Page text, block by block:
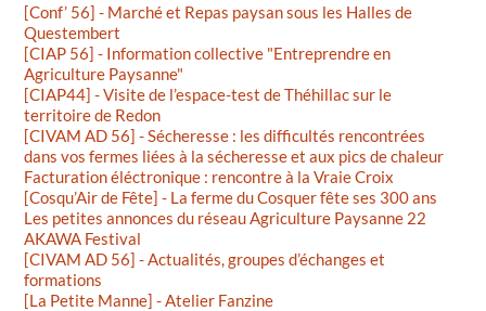
[Conf’ 56] - Marché et Repas paysan sous les Halles de
Questembert
[CIAP 56] - Information collective "Entreprendre en
Agriculture Paysanne"
[CIAP44] - Visite de l’espace-test de Théhillac sur le
territoire de Redon
[CIVAM AD 56] - Sécheresse : les difficultés rencontrées
dans vos fermes liées à la sécheresse et aux pics de chaleur
Facturation éléctronique : rencontre à la Vraie Croix
[Cosqu’Air de Fête] - La ferme du Cosquer fête ses 300 ans
Les petites annonces du réseau Agriculture Paysanne 22
AKAWA Festival
[CIVAM AD 56] - Actualités, groupes d’échanges et
formations
[La Petite Manne] - Atelier Fanzine